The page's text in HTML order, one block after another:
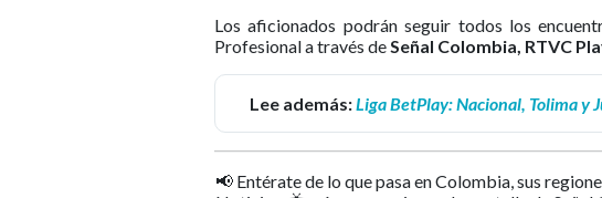
Los aficionados podrán seguir todos los
Profesional a través deSeñal Colombia, RTVC
Lee además:Liga BetPlay: Nacional, Tolima y
📢 Entérate de lo que pasa en Colombia, sus